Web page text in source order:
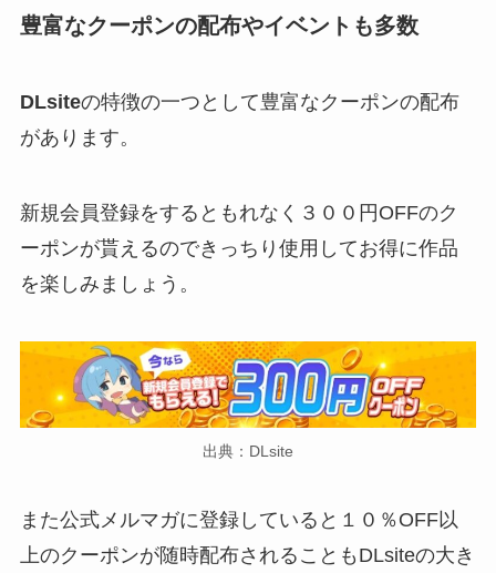
豊富なクーポンの配布やイベントも多数
DLsiteの特徴の一つとして豊富なクーポンの配布
があります。
新規会員登録をするともれなく３００円OFFのク
ーポンが貰えるのできっちり使用してお得に作品
を楽しみましょう。
出典：DLsite
また公式メルマガに登録していると１０％OFF以
上のクーポンが随時配布されることもDLsiteの大き